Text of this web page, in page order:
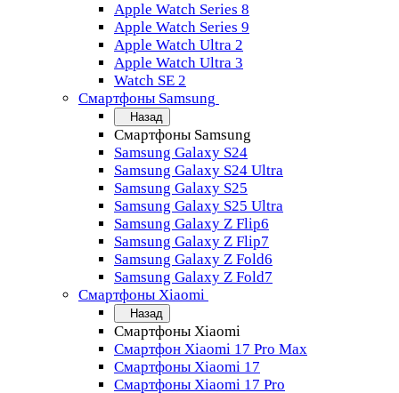
Apple Watch Series 8
Apple Watch Series 9
Apple Watch Ultra 2
Apple Watch Ultra 3
Watch SE 2
Смартфоны Samsung
Назад
Смартфоны Samsung
Samsung Galaxy S24
Samsung Galaxy S24 Ultra
Samsung Galaxy S25
Samsung Galaxy S25 Ultra
Samsung Galaxy Z Flip6
Samsung Galaxy Z Flip7
Samsung Galaxy Z Fold6
Samsung Galaxy Z Fold7
Смартфоны Xiaomi
Назад
Смартфоны Xiaomi
Смартфон Xiaomi 17 Pro Max
Смартфоны Xiaomi 17
Смартфоны Xiaomi 17 Pro